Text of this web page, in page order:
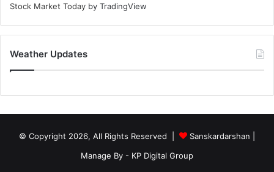
Stock Market Today by TradingView
Weather Updates
© Copyright 2026, All Rights Reserved | Sanskardarshan
Manage By - KP Digital Group